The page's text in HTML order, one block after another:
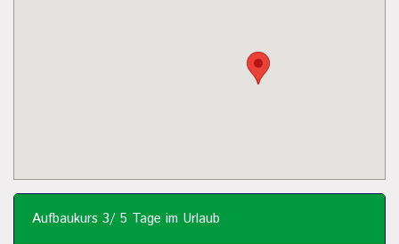
Aufbaukurs 3/ 5 Tage im Urlaub